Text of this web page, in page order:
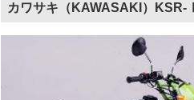
カワサキ（KAWASAKI）KSR-